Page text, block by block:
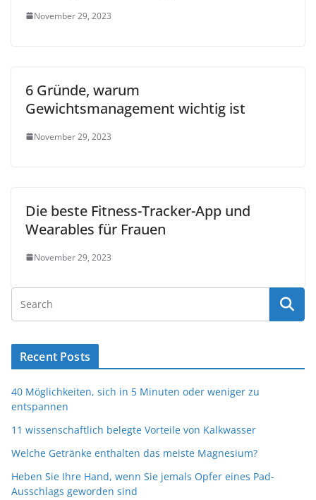
November 29, 2023
6 Gründe, warum
Gewichtsmanagement wichtig ist
November 29, 2023
Die beste Fitness-Tracker-App und
Wearables für Frauen
November 29, 2023
Recent Posts
40 Möglichkeiten, sich in 5 Minuten oder weniger zu
entspannen
11 wissenschaftlich belegte Vorteile von Kalkwasser
Welche Getränke enthalten das meiste Magnesium?
Heben Sie Ihre Hand, wenn Sie jemals Opfer eines Pad-
Ausschlags geworden sind